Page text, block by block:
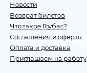
Новости
Возврат билетов
Что такое Гоубас?
Соглашения и оферты
Оплата и доставка
Приглашаем на работу